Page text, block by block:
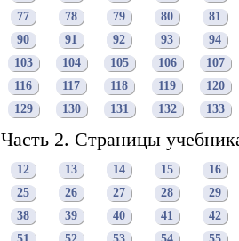
77
78 79 80 81
90
91 92 93 94
103
104 105 106 107
116
117 118 119 120
129
130 131 132 133
Часть 2. Страницы
12 13 14 15 16
25
26 27 28 29
38
39 40 41 42